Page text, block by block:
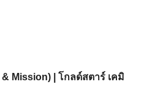
Mission) | โกลด์สตาร์ เคมิ